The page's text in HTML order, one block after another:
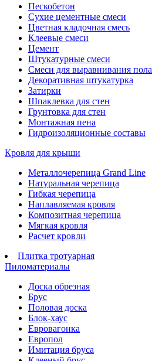
Пескобетон
Сухие цементные смеси
Цветная кладочная смесь
Клеевые смеси
Цемент
Штукатурные смеси
Смеси для выравнивания пола
Декоративная штукатурка
Затирки
Шпаклевка для стен
Грунтовка для стен
Монтажная пена
Гидроизоляционные составы
Кровля для крыши
Металлочерепица Grand Line
Натуральная черепица
Гибкая черепица
Наплавляемая кровля
Композитная черепица
Мягкая кровля
Расчет кровли
Плитка тротуарная
Пиломатериалы
Доска обрезная
Брус
Половая доска
Блок-хаус
Евровагонка
Европол
Имитация бруса